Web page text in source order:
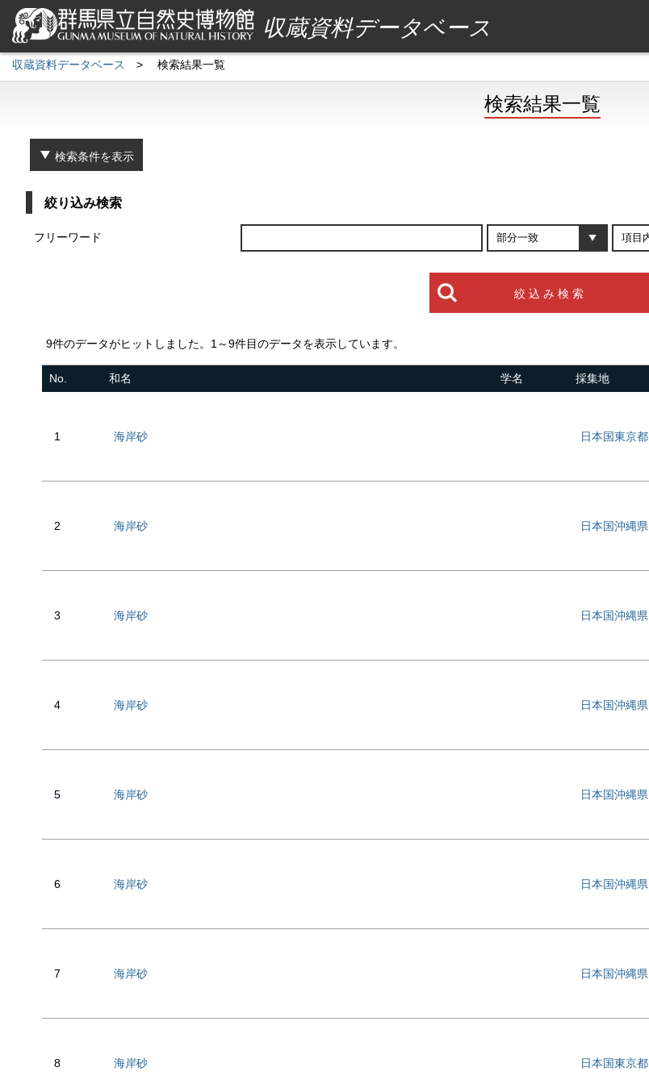
収蔵資料データベース
収蔵資料データベース > 検索結果一覧
検索結果一覧
検索条件を表示
絞り込み検索
フリーワード
9件のデータがヒットしました。1～9件目のデータを表示しています。
No. 和名 学名 採集地
1 海岸砂 日本国東京都
2 海岸砂 日本国沖縄県
3 海岸砂 日本国沖縄県
4 海岸砂 日本国沖縄県
5 海岸砂 日本国沖縄県
6 海岸砂 日本国沖縄県
7 海岸砂 日本国沖縄県
8 海岸砂 日本国東京都